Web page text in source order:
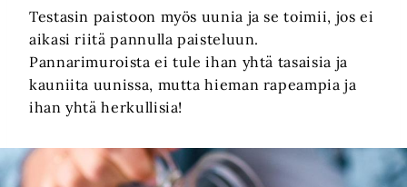
Testasin paistoon myös uunia ja se toimii, jos ei
aikasi riitä pannulla paisteluun.
Pannarimuroista ei tule ihan yhtä tasaisia ja
kauniita uunissa, mutta hieman rapeampia ja
ihan yhtä herkullisia!